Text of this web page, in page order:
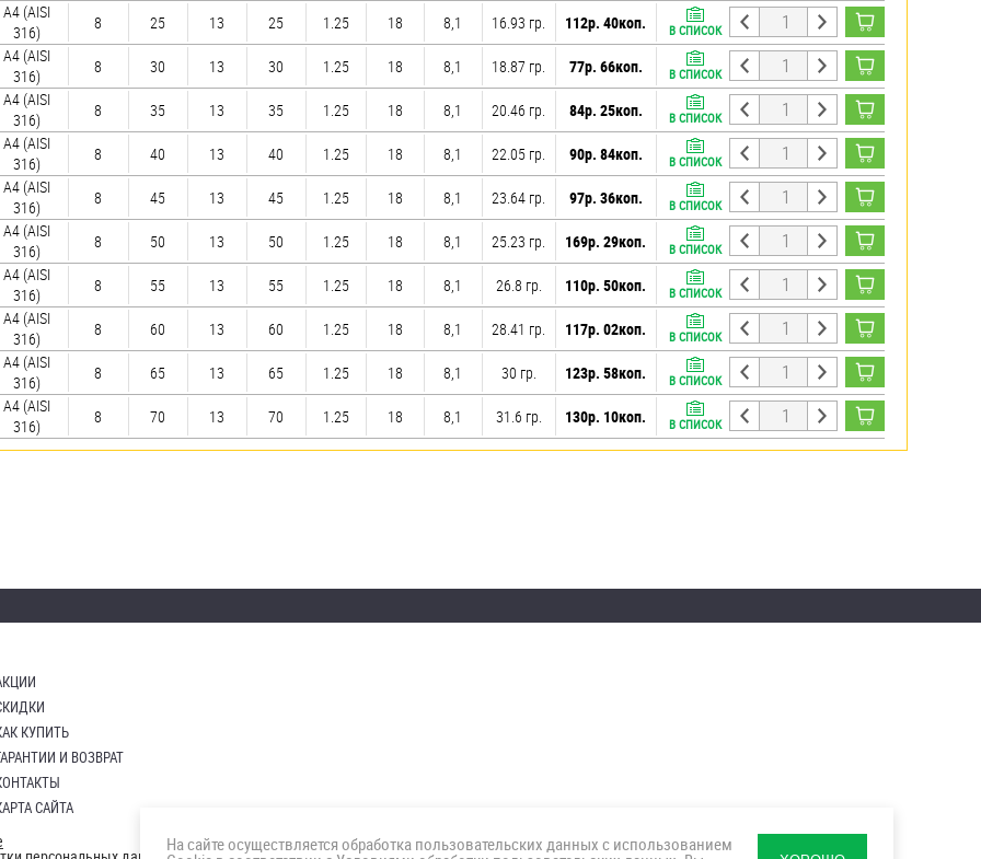
A4 (AISI
316)
8 25 13 25 1.25 18 8,1 16.93 гр. 112р. 40коп. В СПИСОК
A4 (AISI
316)
8 30 13 30 1.25 18 8,1 18.87 гр. 77р. 66коп. В СПИСОК
A4 (AISI
316)
8 35 13 35 1.25 18 8,1 20.46 гр. 84р. 25коп. В СПИСОК
A4 (AISI
316)
8 40 13 40 1.25 18 8,1 22.05 гр. 90р. 84коп. В СПИСОК
A4 (AISI
316)
8 45 13 45 1.25 18 8,1 23.64 гр. 97р. 36коп. В СПИСОК
A4 (AISI
316)
8 50 13 50 1.25 18 8,1 25.23 гр. 169р. 29коп. В СПИСОК
A4 (AISI
316)
8 55 13 55 1.25 18 8,1 26.8 гр. 110р. 50коп. В СПИСОК
A4 (AISI
316)
8 60 13 60 1.25 18 8,1 28.41 гр. 117р. 02коп. В СПИСОК
A4 (AISI
316)
8 65 13 65 1.25 18 8,1 30 гр. 123р. 58коп. В СПИСОК
A4 (AISI
316)
8 70 13 70 1.25 18 8,1 31.6 гр. 130р. 10коп. В СПИСОК
КУПИТЬ
И ВОЗВРАТ
САЙТА
На сайте осуществляется обработка пользовательских данных с использованием